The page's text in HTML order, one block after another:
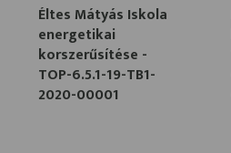
Éltes Mátyás Iskola
energetikai
korszerűsítése -
TOP-6.5.1-19-TB1-
2020-00001